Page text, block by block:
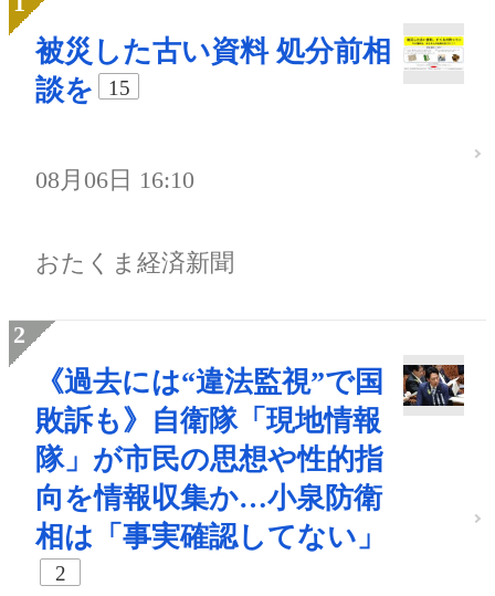
被災した古い資料 処分前相
談を
15
08月06日 16:10
おたくま経済新聞
《過去には“違法監視”で国
敗訴も》自衛隊「現地情報
隊」が市民の思想や性的指
向を情報収集か…小泉防衛
相は「事実確認してない」
2